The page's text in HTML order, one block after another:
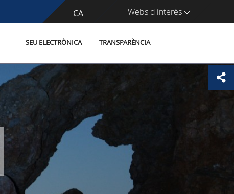
CA
ES Webs d'interès
SEU ELECTRÒNICA TRANSPARÈNCIA